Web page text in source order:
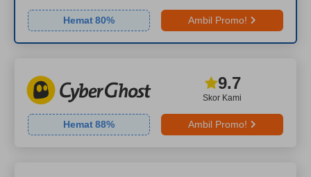
Hemat80% Ambil Promo!
Skor Kami
9.7
Hemat88% Ambil Promo!